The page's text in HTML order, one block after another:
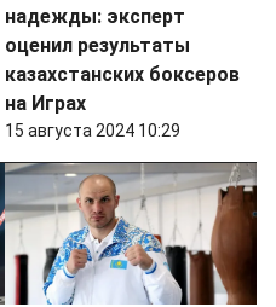
надежды: эксперт
оценил результаты
казахстанских боксеров
на Играх
15 августа 2024 10:29